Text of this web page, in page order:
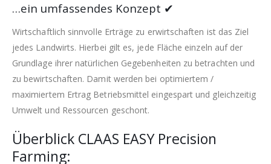
…ein umfassendes Konzept ✔
Wirtschaftlich sinnvolle Erträge zu erwirtschaften ist das Ziel
jedes Landwirts. Hierbei gilt es, jede Fläche einzeln auf der
Grundlage ihrer natürlichen Gegebenheiten zu betrachten und
zu bewirtschaften. Damit werden bei optimiertem /
maximiertem Ertrag Betriebsmittel eingespart und gleichzeitig
Umwelt und Ressourcen geschont.
Überblick CLAAS EASY Precision
Farming: